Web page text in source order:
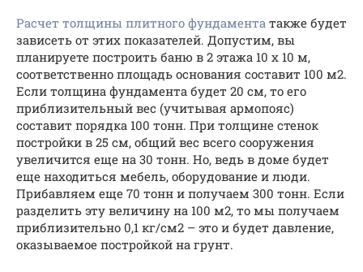
Расчет толщины плитного фундамента также будет
зависеть от этих показателей. Допустим, вы
планируете построить баню в 2 этажа 10 х 10 м,
соответственно площадь основания составит 100 м2.
Если толщина фундамента будет 20 см, то его
приблизительный вес (учитывая армопояс)
составит порядка 100 тонн. При толщине стенок
постройки в 25 см, общий вес всего сооружения
увеличится еще на 30 тонн. Но, ведь в доме будет
еще находиться мебель, оборудование и люди.
Прибавляем еще 70 тонн и получаем 300 тонн. Если
разделить эту величину на 100 м2, то мы получаем
приблизительно 0,1 кг/см2 – это и будет давление,
оказываемое постройкой на грунт.